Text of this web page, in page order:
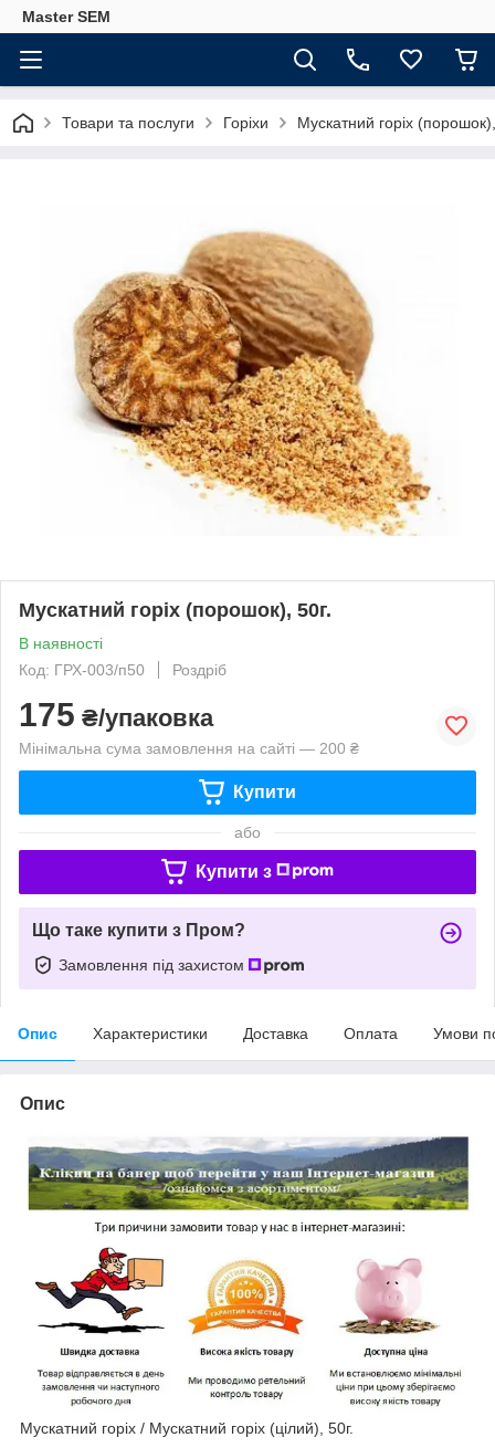
Master SEM
Товари та послуги Горіхи Мускатний горіх
Мускатний горіх (порошок), 50г.
В наявності
Код: ГРХ-003/п50
Роздріб
175 ₴/упаковка
Мінімальна сума замовлення на сайті — 200 ₴
Купити
або
Купити з
Що таке купити з Пром?
Замовлення під захистом
Опис Характеристики Доставка Оплата Умови
Опис
Мускатний горіх / Мускатний горіх (цілий), 50г.